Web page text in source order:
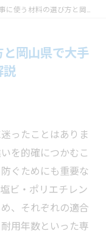
料の選び方と岡山県で大手メーカーや企業情報を徹底解説
岡山県で大手
説
ったことはありま
を的確につかむこ
ぐためにも重要な
ビ・ポリエチレン
、それぞれの適合
用年数といった専